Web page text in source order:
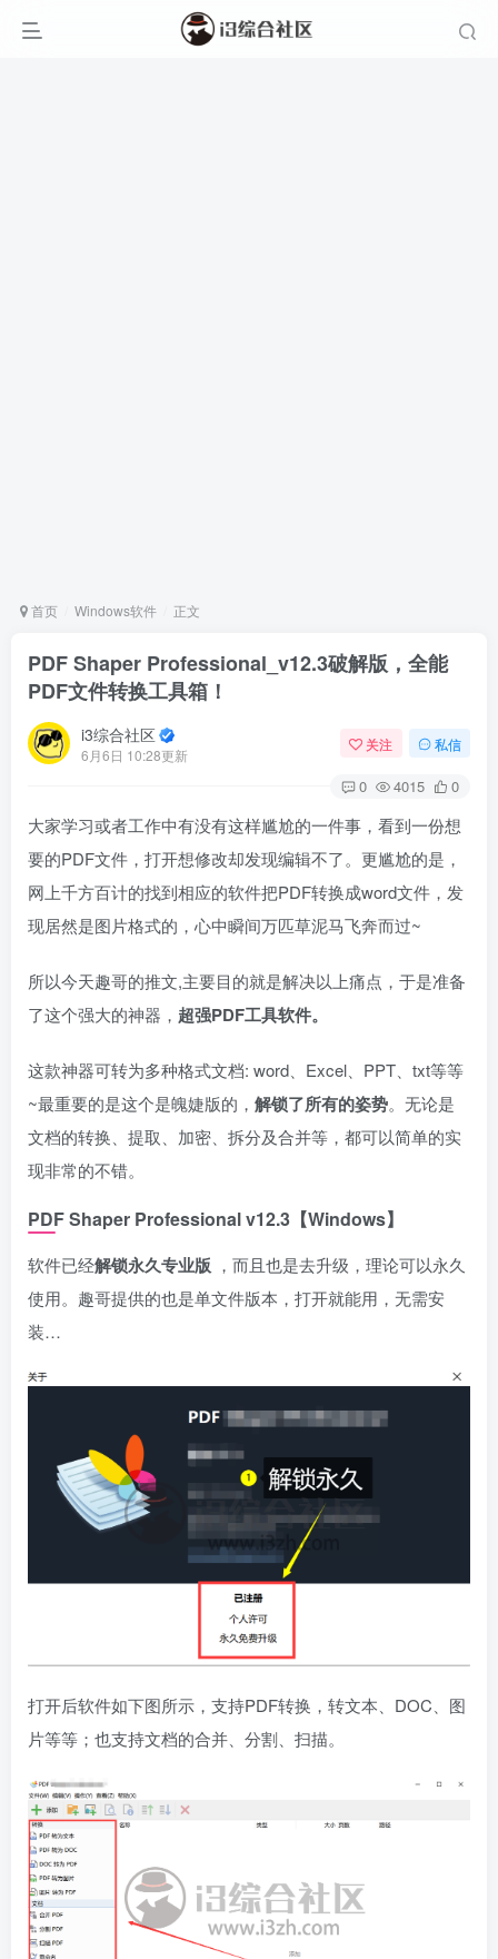
首页 Windows软件 正文
PDF Shaper Professional_v12.3破解版，全能
PDF文件转换工具箱！
i3综合社区
6月6日 10:28更新
关注 私信
0 4015 0
大家学习或者工作中有没有这样尴尬的一件事，看到一份想
要的PDF文件，打开想修改却发现编辑不了。更尴尬的是，
网上千方百计的找到相应的软件把PDF转换成word文件，发
现居然是图片格式的，心中瞬间万匹草泥马飞奔而过~
所以今天趣哥的推文,主要目的就是解决以上痛点，于是准备
了这个强大的神器， 超强PDF工具软件。
这款神器可转为多种格式文档: word、Excel、PPT、txt等等
~最重要的是这个是魄婕版的， 解锁了所有的姿势。无论是
文档的转换、提取、加密、拆分及合并等，都可以简单的实
现非常的不错。
PDF Shaper Professional v12.3 【Windows】
软件已经解锁永久专业版 ，而且也是去升级，理论可以永久
使用。趣哥提供的也是单文件版本，打开就能用，无需安
装…
打开后软件如下图所示，支持PDF转换，转文本、DOC、图
片等等；也支持文档的合并、分割、扫描。